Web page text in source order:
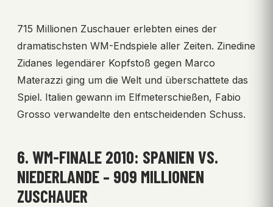
715 Millionen Zuschauer erlebten eines der
dramatischsten WM-Endspiele aller Zeiten. Zinedine
Zidanes legendärer Kopfstoß gegen Marco
Materazzi ging um die Welt und überschattete das
Spiel. Italien gewann im Elfmeterschießen, Fabio
Grosso verwandelte den entscheidenden Schuss.
6. WM-FINALE 2010: SPANIEN VS.
NIEDERLANDE – 909 MILLIONEN
ZUSCHAUER